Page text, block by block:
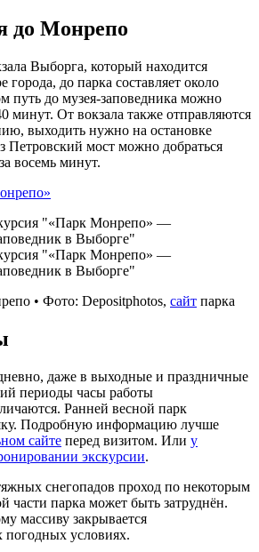
до Монрепо
Выборга, который находится
города, до парка составляет около
путь до музея‑заповедника можно
минут. От вокзала также отправляются
выходить нужно на остановке
Петровский мост можно добраться
восемь минут.
• Фото: Depositphotos, сайт парка
даже в выходные и праздничные
периоды часы работы
Ранней весной парк
Подробную информацию лучше
сайте перед визитом. Или у
экскурсии.
снегопадов проход по некоторым
части парка может быть затруднён.
массиву закрывается
погодных условиях.